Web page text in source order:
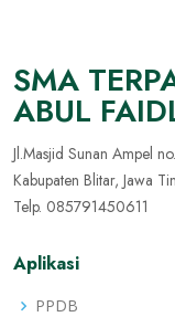
SMA
ABUL
Jl.Masjid Sunan Ampel
Kabupaten Blitar, Jawa
Telp. 085791450611
Aplikasi
PPDB